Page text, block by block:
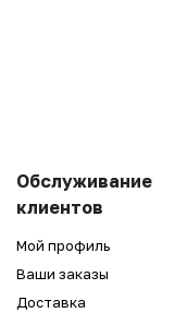
Обслуживание
клиентов
Мой профиль
Ваши заказы
Доставка